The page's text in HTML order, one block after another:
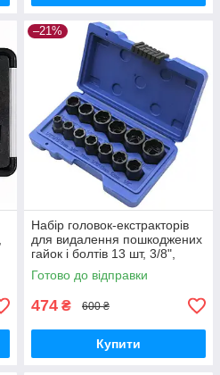
–21%
Набір головок-екстракторів
для видалення пошкоджених
гайок і болтів 13 шт, 3/8",
хромомолібденова сталь,
Кейс
Готово до відправки
474 ₴ 600 ₴
Купити